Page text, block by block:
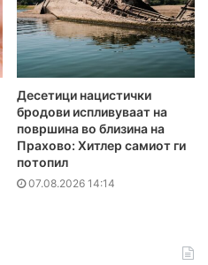
Десетици нацистички
бродови испливуваат на
површина во близина на
Прахово: Хитлер самиот ги
потопил
07.08.2026 14:14